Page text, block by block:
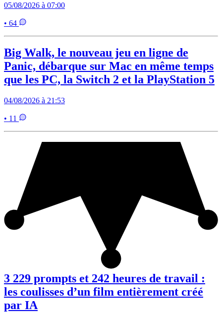
05/08/2026 à 07:00
• 64
Big Walk, le nouveau jeu en ligne de
Panic, débarque sur Mac en même temps
que les PC, la Switch 2 et la PlayStation 5
04/08/2026 à 21:53
• 11
3 229 prompts et 242 heures de travail :
les coulisses d’un film entièrement créé
par IA